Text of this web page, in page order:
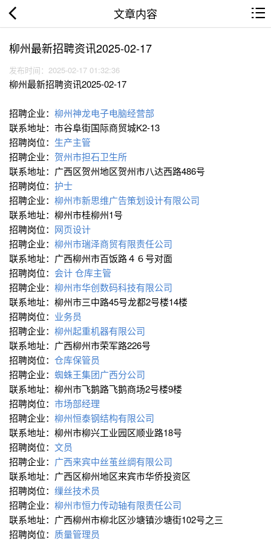
文章内容
柳州最新招聘资讯2025-02-17
发布时间：2025-02-17 01:32:36
柳州最新招聘资讯2025-02-17
招聘企业： 柳州神龙电子电脑经营部
联系地址：市谷阜街国际商贸城K2-13
招聘岗位： 生产主管
招聘企业： 贺州市担石卫生所
联系地址：广西区贺州地区贺州市八达西路486号
招聘岗位： 护士
招聘企业： 柳州市新思维广告策划设计有限公司
联系地址：柳州市桂柳州1号
招聘岗位： 网页设计
招聘企业： 柳州市瑞泽商贸有限责任公司
联系地址：广西柳州市百饭路４６号对面
招聘岗位： 会计仓库主管
招聘企业： 柳州市华创数码科技有限公司
联系地址：柳州市三中路45号龙都2号楼14楼
招聘岗位： 业务员
招聘企业： 柳州起重机器有限公司
联系地址：广西柳州市荣军路226号
招聘岗位： 仓库保管员
招聘企业： 蜘蛛王集团广西分公司
联系地址：柳州市飞鹅路飞鹅商场2号楼9楼
招聘岗位： 市场部经理
招聘企业： 柳州恒泰钢结构有限公司
联系地址：柳州市柳兴工业园区顺业路18号
招聘岗位： 文员
招聘企业： 广西来宾中丝茧丝绸有限公司
联系地址：广西区柳州地区来宾市华侨投资区
招聘岗位： 缫丝技术员
招聘企业： 柳州市恒力传动轴有限责任公司
联系地址：广西柳州市柳北区沙塘镇沙塘街102号之三
招聘岗位： 质量管理员